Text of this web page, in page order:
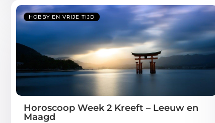
HOBBY EN VRIJE TIJD
Horoscoop Week 2 Kreeft – Leeuw en
Maagd